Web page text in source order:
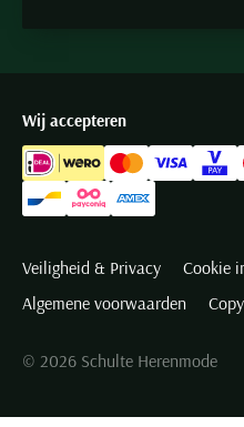
Wij accepteren
Veiligheid & Privacy Cookie
Algemene voorwaarden
© 2026 Schulte Herenmode